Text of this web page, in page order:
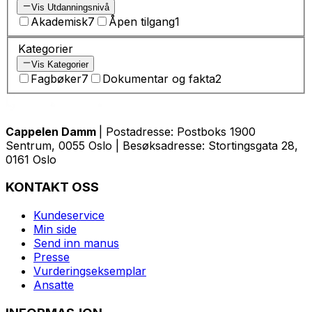
Vis Utdanningsnivå
Akademisk7 Åpen tilgang1
Kategorier
Vis Kategorier
Fagbøker7 Dokumentar og fakta2
Cappelen Damm
| Postadresse: Postboks 1900
Sentrum, 0055 Oslo | Besøksadresse: Stortingsgata 28,
0161 Oslo
KONTAKT OSS
Kundeservice
Min side
Send inn manus
Presse
Vurderingseksemplar
Ansatte